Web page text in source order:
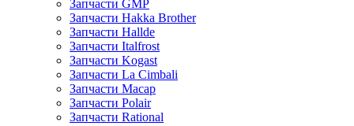
Запчасти GMP
Запчасти Hakka Brother
Запчасти Hallde
Запчасти Italfrost
Запчасти Kogast
Запчасти La Cimbali
Запчасти Macap
Запчасти Polair
Запчасти Rational